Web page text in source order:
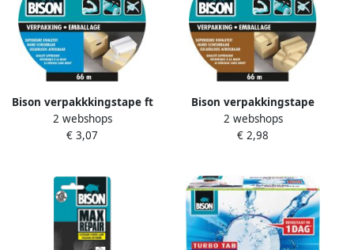
Bison verpakkkingstape ft
50 mm x 66 m transparant
2 webshops
€ 3,07
Bison verpakkingstape
Original ft 50 mm x 66 m
2 webshops
€ 2,98